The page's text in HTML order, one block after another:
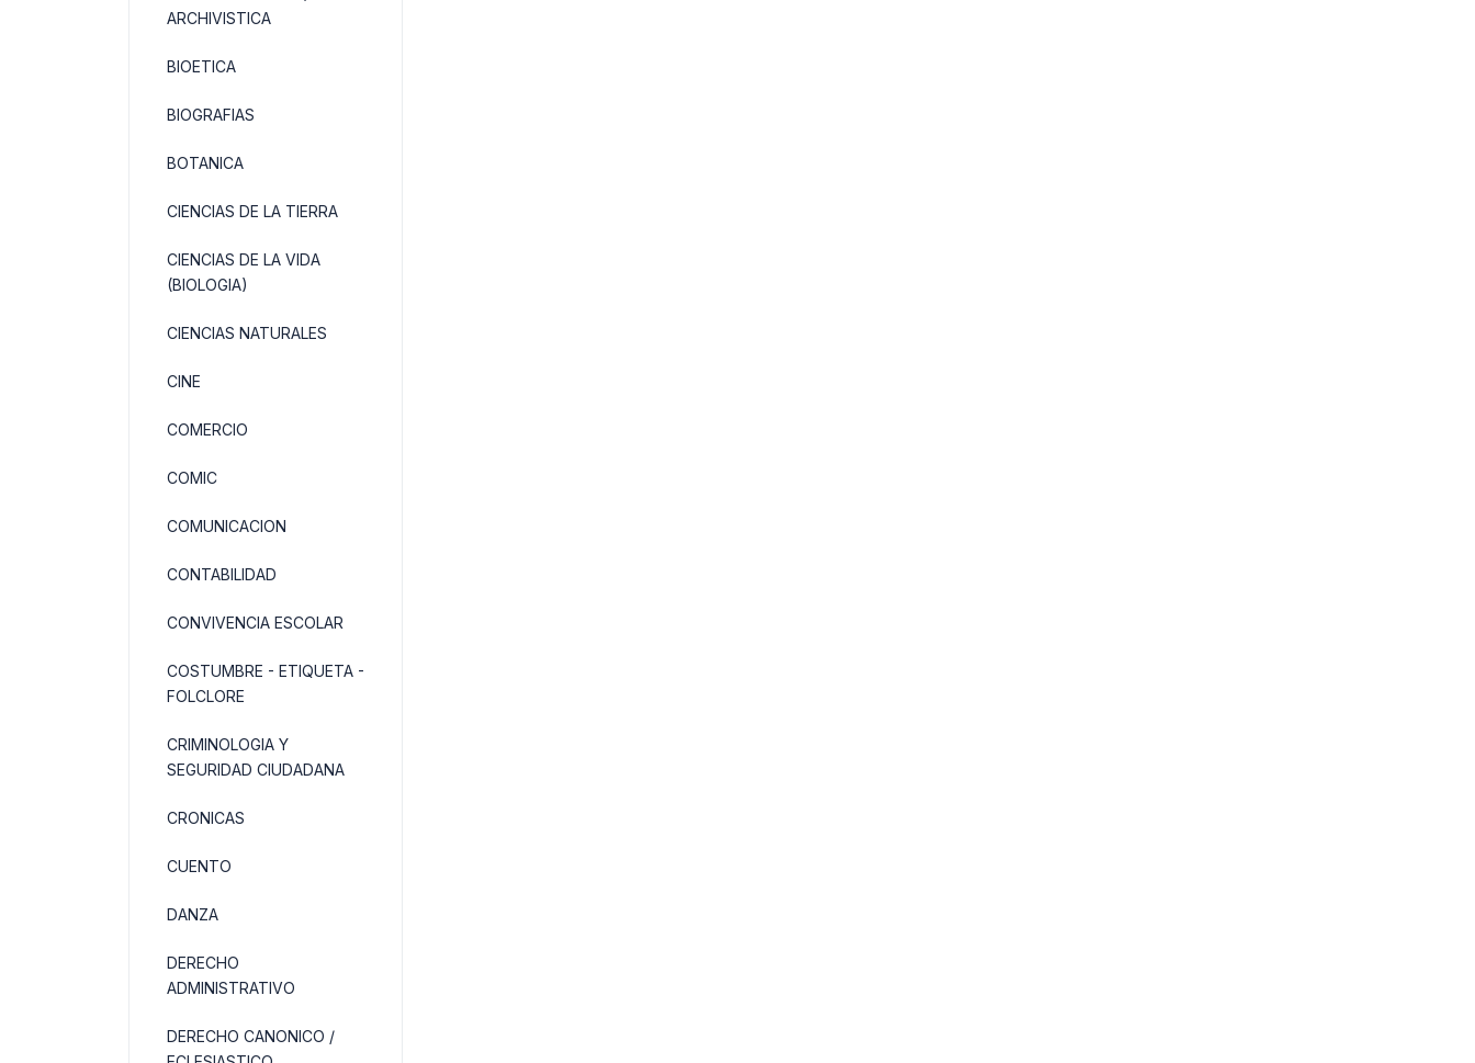
ARCHIVISTICA
BIOETICA
BIOGRAFIAS
BOTANICA
CIENCIAS DE LA TIERRA
CIENCIAS DE LA VIDA
(BIOLOGIA)
CIENCIAS NATURALES
CINE
COMERCIO
COMIC
COMUNICACION
CONTABILIDAD
CONVIVENCIA ESCOLAR
COSTUMBRE - ETIQUETA -
FOLCLORE
CRIMINOLOGIA Y
SEGURIDAD CIUDADANA
CRONICAS
CUENTO
DANZA
DERECHO
ADMINISTRATIVO
DERECHO CANONICO /